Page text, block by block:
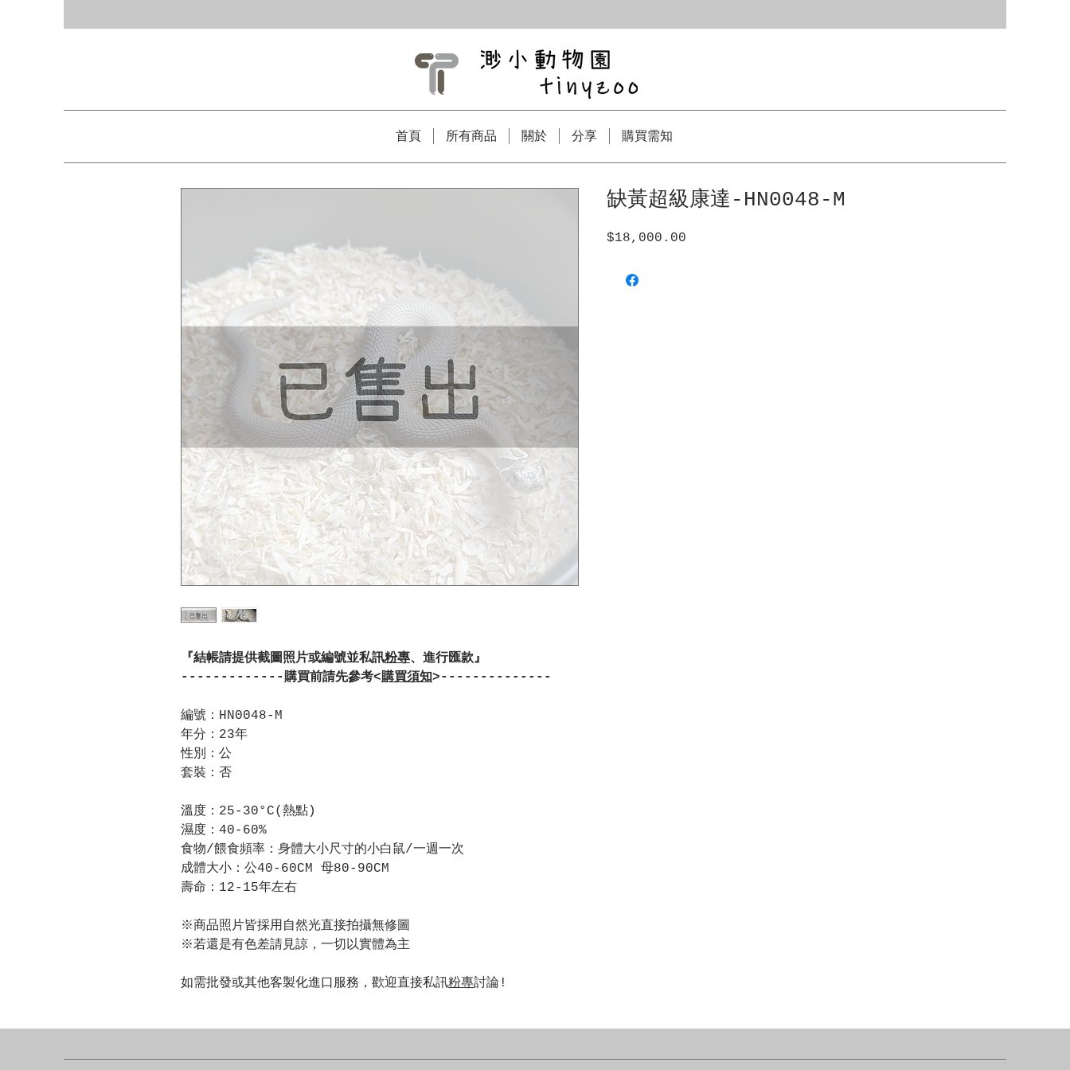
首頁 所有商品 關於 分享 購買需知
『結帳請提供截圖照片或編號並私訊粉專、進行匯款』
-------------購買前請先參考<購買須知>--------------
編號：HN0048-M
年分：23年
性別：公
套裝：否
溫度：25-30°C(熱點)
濕度：40-60%
食物/餵食頻率：身體大小尺寸的小白鼠/一週一次
成體大小：公40-60CM 母80-90CM
壽命：12-15年左右
※商品照片皆採用自然光直接拍攝無修圖
※若還是有色差請見諒，一切以實體為主
如需批發或其他客製化進口服務，歡迎直接私訊粉專討論!
缺黃超級康達-HN0048-M
$18,000.00